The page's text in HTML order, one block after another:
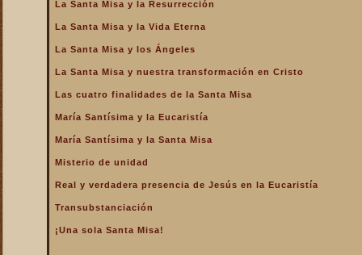
La Santa Misa y la Resurrección
La Santa Misa y la Vida Eterna
La Santa Misa y los Ángeles
La Santa Misa y nuestra transformación en Cristo
Las cuatro finalidades de la Santa Misa
María Santísima y la Eucaristía
María Santísima y la Santa Misa
Misterio de unidad
Real y verdadera presencia de Jesús en la Eucaristía
Transubstanciación
¡Una sola Santa Misa!